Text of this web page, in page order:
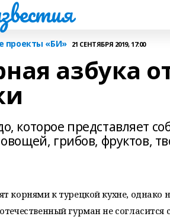
проекты «БИ» 21 СЕНТЯБРЯ 2019, 17:00
азбука
которое представляет
грибов, фруктов,
корнями к турецкой кухне, однако
гурман не